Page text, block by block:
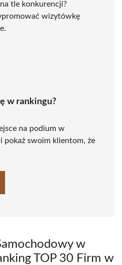
tle konkurencji?
wizytówkę
w rankingu?
na podium w
pokaż swoim klientom, że
w
TOP 30 Firm w